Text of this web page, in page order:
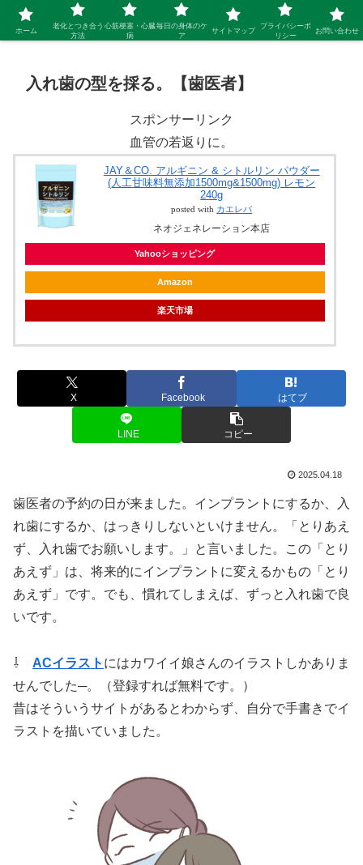
シニア 新しい人生を開拓するブログ
入れ歯の型を採る。【歯医者】
スポンサーリンク
血管の若返りに。
JAY＆CO. アルギニン & シトルリン パウダー
(人工甘味料無添加1500mg&1500mg) レモン
240g
posted with カエレバ
ネオジェネレーション本店
Yahooショッピング
Amazon
楽天市場
X Facebook はてブ
LINE コピー
2025.04.18
歯医者の予約の日が来ました。インプラントにするか、入
れ歯にするか、はっきりしないといけません。「とりあえ
ず、入れ歯でお願いします。」と言いました。この「とり
あえず」は、将来的にインプラントに変えるかもの「とり
あえず」です。でも、慣れてしまえば、ずっと入れ歯で良
いです。
⇩ ACイラスト にはカワイイ娘さんのイラストしかありま
せんでした─。（登録すれば無料です。）
昔はそういうサイトがあるとわからず、自分で手書きでイ
ラストを描いていました。
ホーム
老化とつき合う
方法
心筋梗塞・心臓
病
毎日の身体のケ
ア
サイトマップ
プライバシーポ
リシー
お問い合わせ